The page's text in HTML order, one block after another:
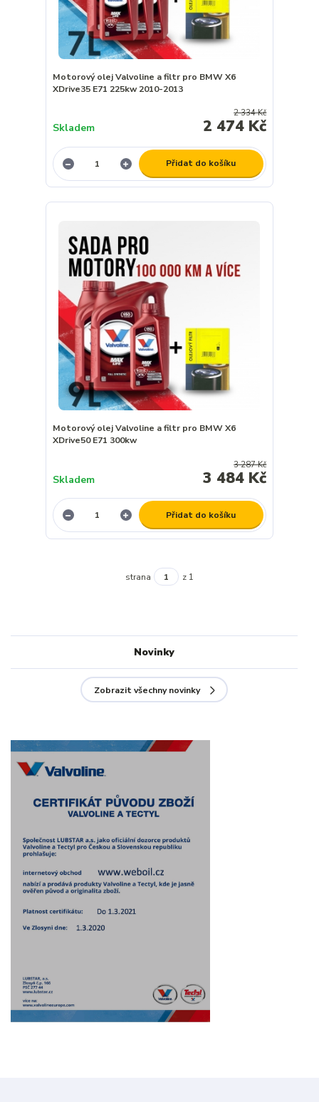
Motorový olej Valvoline a filtr pro BMW X6
XDrive35 E71 225kw 2010-2013
2 334 Kč
2 474 Kč
Skladem
Přidat do košíku
Motorový olej Valvoline a filtr pro BMW X6
XDrive50 E71 300kw
3 287 Kč
3 484 Kč
Skladem
Přidat do košíku
strana z 1
Novinky
Zobrazit všechny novinky